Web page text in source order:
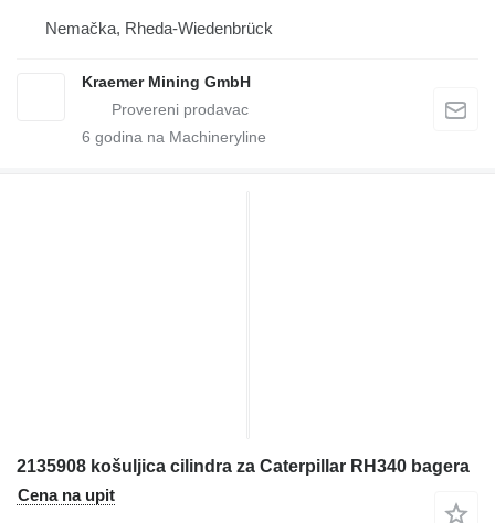
Nemačka, Rheda-Wiedenbrück
Kraemer Mining GmbH
6 godina na Machineryline
2135908 košuljica cilindra za Caterpillar RH340 bagera
Cena na upit